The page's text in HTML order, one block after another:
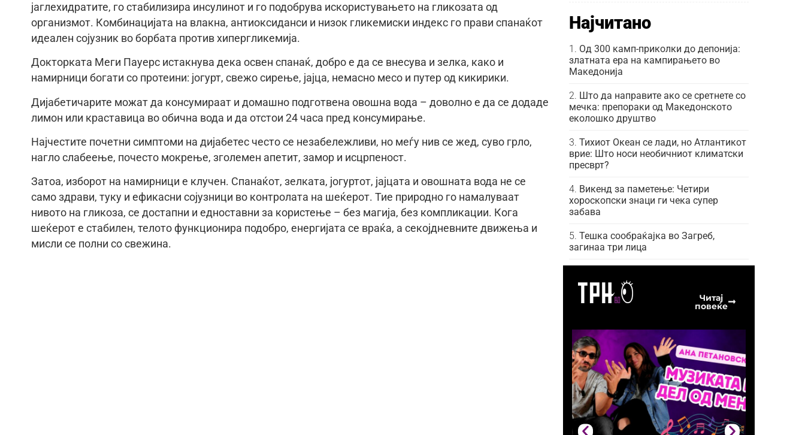
јаглехидратите, го стабилизира инсулинот и го подобрува искористувањето на гликозата од
организмот. Комбинацијата на влакна, антиоксиданси и низок гликемиски индекс го прави спанаќот
идеален сојузник во борбата против хипергликемија.
Докторката Меги Пауерс истакнува дека освен спанаќ, добро е да се внесува и зелка, како и
намирници богати со протеини: јогурт, свежо сирење, јајца, немасно месо и путер од кикирики.
Дијабетичарите можат да консумираат и домашно подготвена овошна вода – доволно е да се додаде
лимон или краставица во обична вода и да отстои 24 часа пред консумирање.
Најчестите почетни симптоми на дијабетес често се незабележливи, но меѓу нив се жед, суво грло,
нагло слабеење, почесто мокрење, зголемен апетит, замор и исцрпеност.
Затоа, изборот на намирници е клучен. Спанаќот, зелката, јогуртот, јајцата и овошната вода не се
само здрави, туку и ефикасни сојузници во контролата на шеќерот. Тие природно го намалуваат
нивото на гликоза, се достапни и едноставни за користење – без магија, без компликации. Кога
шеќерот е стабилен, телото функционира подобро, енергијата се враќа, а секојдневните движења и
мисли се полни со свежина.
Најчитано
Од 300 камп-приколки до депонија:
златната ера на кампирањето во
Македонија
Што да направите ако се сретнете со
мечка: препораки од Македонското
еколошко друштво
Тихиот Океан се лади, но Атлантикот
врие: Што носи необичниот климатски
пресврт?
Викенд за паметење: Четири
хороскопски знаци ги чека супер
забава
Тешка сообраќајка во Загреб,
загинаа три лица
Читај
повеќе